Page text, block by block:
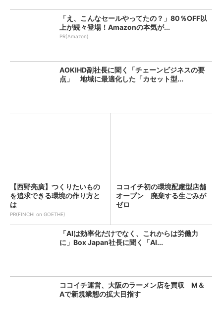
「え、こんなセールやってたの？」80％OFF以
上が続々登場！Amazonの本気が...
PR(Amazon)
AOKIHD副社長に聞く「チェーンビジネスの要
点」 地域に最適化した「カセット型...
【西野亮廣】つくりたいもの
を追求できる環境の作り方と
は
PR(FINCHI on GOETHE)
ココイチ初の環境配慮型店舗
オープン 廃棄する生ごみが
ゼロ
「AIは効率化だけでなく、これからは労働力
に」Box Japan社長に聞く「AI...
ココイチ運営、大阪のラーメン店を買収 M＆
Aで新規業態の拡大目指す